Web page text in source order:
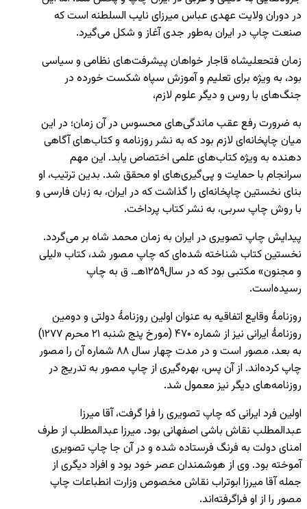
در دوران ولایت عهدی عباس میرزای نایب السلطنه است که
صنعت چاپ در ایران به‌طور جدی آغاز و شکل می‌گیرد.
زمان فتحعلیشاه قاجار خواهان پیشرفت‌های نظامی و سیاسی
بود، به ویژه برای تعلیم و آموزش سپاه شکست خورده در
جنگ‌های با روس و دیگر علوم لازم،
به ضرورت رفع عقب ماندگی‌های محسوس در آن زمان؛ در این
میان چاپخانه‌ای لازم بود که به نشر روزنامه و کتاب‌های آگاهی
دهنده به ویژه کتاب‌های علمی اختصاص یابد. این مهم
سرانجام با حمایت و پی‌گیری‌های او محقق شد. بدین ترتیب، او
بنای نخستین چاپخانه‌ای را گذاشت که در ایران، به زبان فارسی و
با روش چاپ سربی، به نشر کتاب پرداخت.
پیدایش چاپ تصویری در ایران به زمان محمد شاه بر می‌گردد.
نخستین کتاب شناخته شده‌ای که چاپ مصور شد، کتاب «لیلی
و مجنون» مکتبی بود که در سال۱۲۵۹هـ. ق به چاپ
رسیده‌است.
روزنامهٔ وقایع اتفاقیه به عنوان اولین روزنامهٔ دولتی و دومین
روزنامهٔ ایرانی نیز از شماره ۴۷۰ (مورخ پنج شنبه ۲۱ محرم ۱۲۷۷)
به بعد، مصور است و در مدت چهار سال ۸۸ شماره آن را مصور
چاپ کرده‌اند. از آن پس، بهره‌گیری از چاپ مصور به تدریج در
روزنامه‌های دیگر نیز معمول شد.
اولین فرد ایرانی که چاپ تصویری را فرا گرفت، آقا میرزا
عبدالمطلب نقاش باشی اصفهانی بود. میرزا عبدالمطلب از طرف
امنای دولت به فرنگ فرستاده شده و در آن جا چاپ تصویری
آموخته بود. وی از هوشمندان عصر خود بود و افراد دیگری از
جمله آقا میرزا ابوتراب نقاش مخصوص وزارت انطباعات چاپ
مصور را از او فراگرفته‌اند.